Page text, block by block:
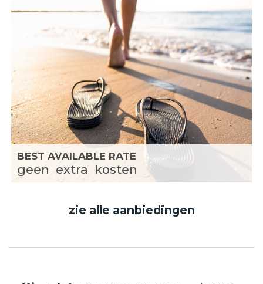
BEST AVAILABLE RATE
geen extra kosten
zie alle aanbiedingen